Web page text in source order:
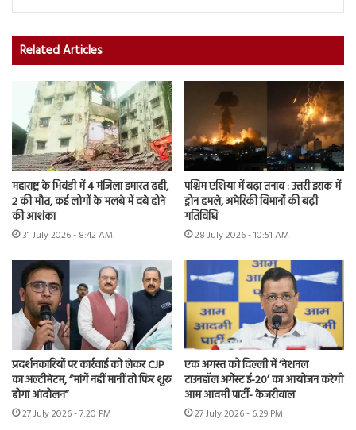
Related Articles
महाराष्ट्र के भिवंडी में 4 मंजिला इमारत ढही,
2 की मौत, कई लोगों के मलबे में दबे होने
की आशंका
31 July 2026 - 8:42 AM
पश्चिम एशिया में बढ़ा तनाव : उत्तरी इराक में
ड्रोन हमले, अमेरिकी विमानों की बढ़ी
गतिविधि
28 July 2026 - 10:51 AM
प्रदर्शनकारियों पर कार्रवाई को लेकर CJP
का अल्टीमेटम, “मांगें नहीं मानीं तो फिर शुरू
होगा आंदोलन”
27 July 2026 - 7:20 PM
एक अगस्त को दिल्ली में ‘नेशनल
टाउनहॉल अगेंस्ट ई-20’ का आयोजन करेगी
आम आदमी पार्टी- केजरीवाल
27 July 2026 - 6:29 PM